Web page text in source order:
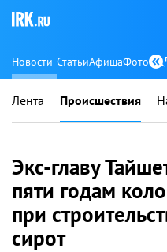
Новости СтатьиАфишаФото
Лента Происшествия
Экс-главу
пяти годам
при
сирот